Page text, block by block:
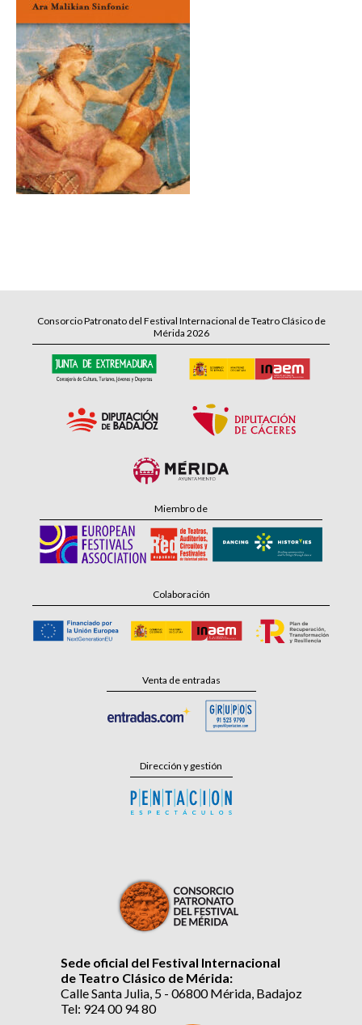
Consorcio Patronato del Festival Internacional de Teatro Clásico de
Mérida 2026
Miembro de
Colaboración
Venta de entradas
Dirección y gestión
Sede oficial del Festival Internacional
de Teatro Clásico de Mérida:
Calle Santa Julia, 5 - 06800 Mérida, Badajoz
Tel: 924 00 94 80